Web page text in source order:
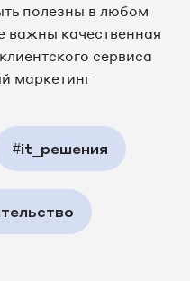
полезны в любом
важны качественная
сервиса
маркетинг
#it_решения